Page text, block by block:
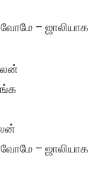
– ஜாலியாக
– ஜாலியாக